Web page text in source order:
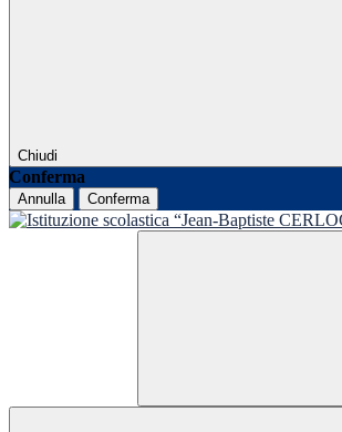
Chiudi
Conferma
Annulla Conferma